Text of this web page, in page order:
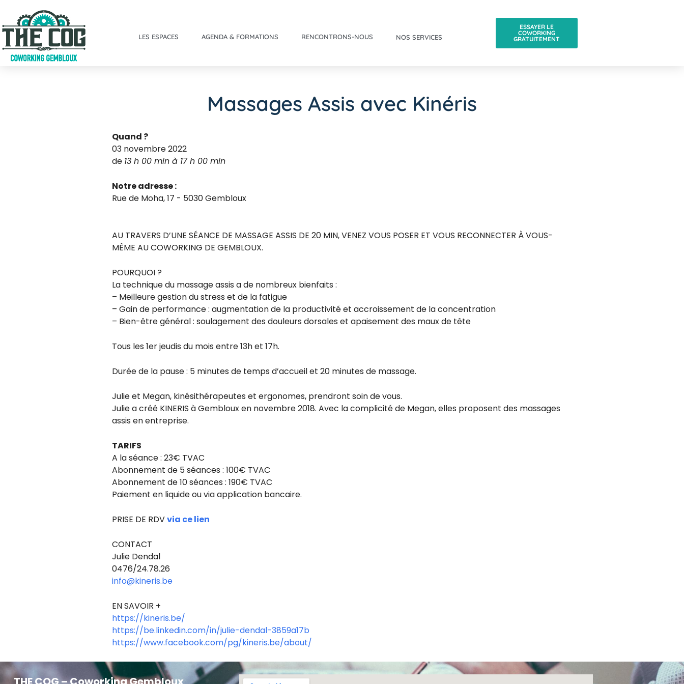
LES ESPACES AGENDA & FORMATIONS RENCONTRONS-NOUS NOS SERVICES
ESSAYER LE
COWORKING
GRATUITEMENT
Massages Assis avec Kinéris
Quand ?
03 novembre 2022
de 13 h 00 min à 17 h 00 min
Notre adresse :
Rue de Moha, 17 - 5030 Gembloux
AU TRAVERS D’UNE SÉANCE DE MASSAGE ASSIS DE 20 MIN, VENEZ VOUS POSER ET VOUS RECONNECTER À VOUS-
MÊME AU COWORKING DE GEMBLOUX.
POURQUOI ?
La technique du massage assis a de nombreux bienfaits :
– Meilleure gestion du stress et de la fatigue
– Gain de performance : augmentation de la productivité et accroissement de la concentration
– Bien-être général : soulagement des douleurs dorsales et apaisement des maux de tête
Tous les 1er jeudis du mois entre 13h et 17h.
Durée de la pause : 5 minutes de temps d’accueil et 20 minutes de massage.
Julie et Megan, kinésithérapeutes et ergonomes, prendront soin de vous.
Julie a créé KINERIS à Gembloux en novembre 2018. Avec la complicité de Megan, elles proposent des massages
assis en entreprise.
TARIFS
A la séance : 23€ TVAC
Abonnement de 5 séances : 100€ TVAC
Abonnement de 10 séances : 190€ TVAC
Paiement en liquide ou via application bancaire.
PRISE DE RDVvia ce lien
CONTACT
Julie Dendal
0476/24.78.26
info@kineris.be
EN SAVOIR +
https://kineris.be/
https://be.linkedin.com/in/julie-dendal-3859a17b
https://www.facebook.com/pg/kineris.be/about/